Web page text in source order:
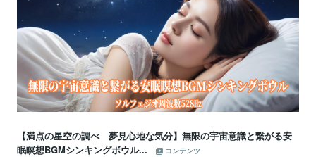
【満点の星空の調べ 夢見心地な気分】無限の宇宙意識と繋がる安
眠瞑想BGMシンキングボウル...
コンテンツ